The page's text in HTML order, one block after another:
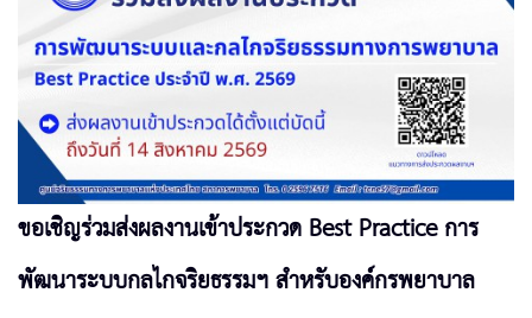
ขอเชิญร่วมส่งผลงานเข้าประกวด Best Practice การ
พัฒนาระบบกลไกจริยธรรมฯ สำหรับองค์กรพยาบาล